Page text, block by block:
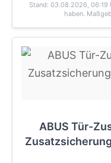
Stand: 03.08.2026, 06:19
haben.
ABUS Tür-